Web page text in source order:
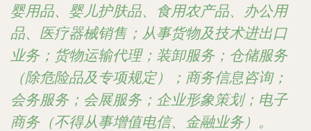
婴用品、婴儿护肤品、食用农产品、办公用
品、医疗器械销售；从事货物及技术进出口
业务；货物运输代理；装卸服务；仓储服务
（除危险品及专项规定）；商务信息咨询；
会务服务；会展服务；企业形象策划；电子
商务（不得从事增值电信、金融业务）。